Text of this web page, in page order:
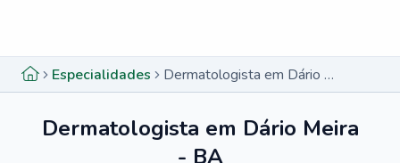
Especialidades Dermatologista em Dário Meira - BA
Dermatologista em Dário Meira
- BA